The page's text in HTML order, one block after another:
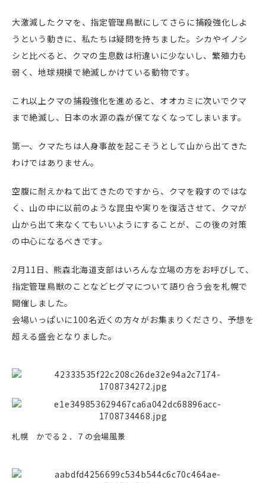
大激減したクマを、指定管理鳥獣にしてさらに捕殺強化しよ
うという動きに、私たちは疑問を持ちました。シカやイノシ
シと比べると、クマの生息数は桁違いに少ないし、繁殖力も
弱く、地球規模で絶滅しかけている動物です。
これ以上クマの捕殺強化を進めると、オオカミに次いでクマ
まで絶滅し、日本の水源の森が保てなくなってしまいます。
第一、クマたちは人身事故を起こそうとして山から出てきた
わけではありません。
空腹に耐えかねて出てきたのですから、クマを殺すのではな
く、山の中に以前のような昆虫や実りを復活させて、クマが
山から出て来なくてもいいようにすることが、この後の対策
の中心になるべきです。
2月11日、熊森北海道支部はいろんな立場の方をお呼びして、
指定管理鳥獣のことなどヒグマについて語り合う会を札幌で
開催しました。
会場いっぱいに100名近くの方々がお集まりくださり、予想を
超える盛会となりました。
札幌 かでる２．７の会場風景